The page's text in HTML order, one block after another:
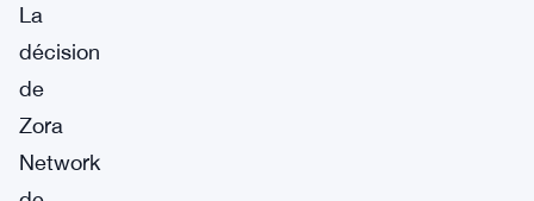
La
décision
de
Zora
Network